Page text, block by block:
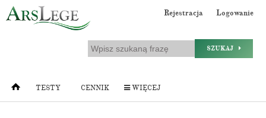
Rejestracja Logowanie
SZUKAJ
TESTY CENNIK WIĘCEJ